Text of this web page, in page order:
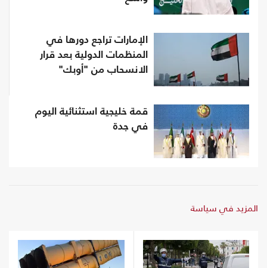
الإمارات تراجع دورها في
المنظمات الدولية بعد قرار
الانسحاب من "أوبك"
قمة خليجية استثنائية اليوم
في جدة
المزيد في سياسة